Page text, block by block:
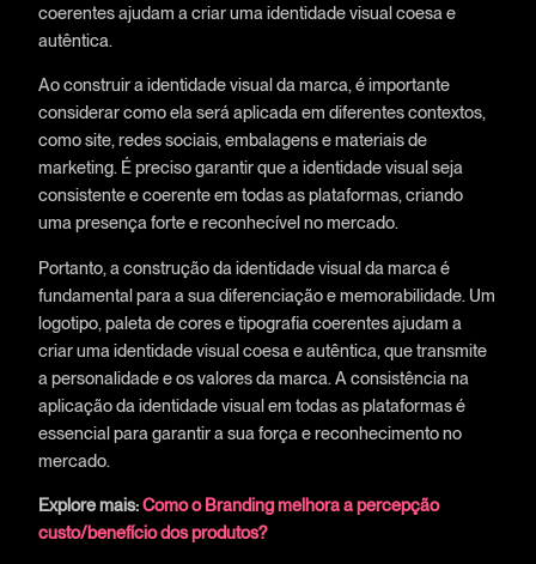
coerentes ajudam a criar uma identidade visual coesa e
autêntica.
Ao construir a identidade visual da marca, é importante
considerar como ela será aplicada em diferentes contextos,
como site, redes sociais, embalagens e materiais de
marketing. É preciso garantir que a identidade visual seja
consistente e coerente em todas as plataformas, criando
uma presença forte e reconhecível no mercado.
Portanto, a construção da identidade visual da marca é
fundamental para a sua diferenciação e memorabilidade. Um
logotipo, paleta de cores e tipografia coerentes ajudam a
criar uma identidade visual coesa e autêntica, que transmite
a personalidade e os valores da marca. A consistência na
aplicação da identidade visual em todas as plataformas é
essencial para garantir a sua força e reconhecimento no
mercado.
Explore mais:Como o Branding melhora a percepção
custo/benefício dos produtos?